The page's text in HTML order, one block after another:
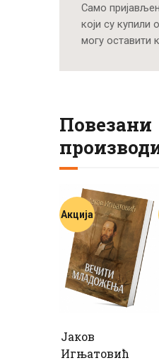
Само
који су купили
могу оставити
Повезани
Акција
Јаков
Игњатовић